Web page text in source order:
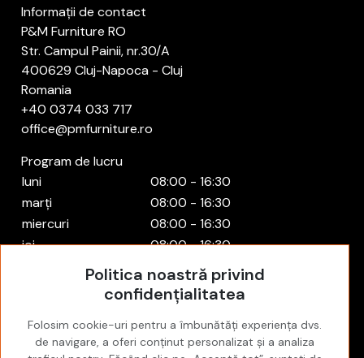
Informații de contact
P&M Furniture RO
Str. Campul Painii, nr.30/A
400629 Cluj-Napoca - Cluj
Romania
+40 0374 033 717
office@pmfurniture.ro
Program de lucru
luni
08:00 - 16:30
marți
08:00 - 16:30
miercuri
08:00 - 16:30
joi
08:00 - 16:30
08:00 - 16:30
Închis
Închis
Cont
Autentificare
Politica noastră privind
confidențialitatea
Folosim cookie-uri pentru a îmbunătăți experiența dvs.
de navigare, a oferi conținut personalizat și a analiza